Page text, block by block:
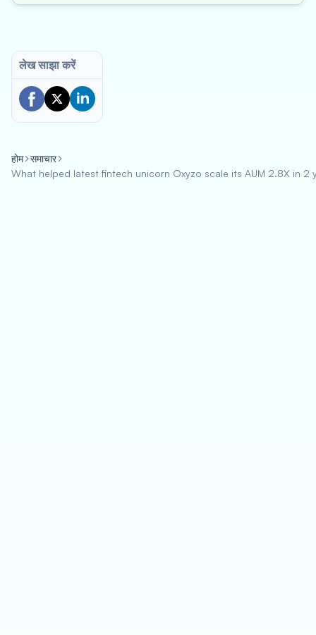
लेख साझा करें
होम समाचार
What helped latest fintech unicorn Oxyzo scale its AUM 2.8X in 2